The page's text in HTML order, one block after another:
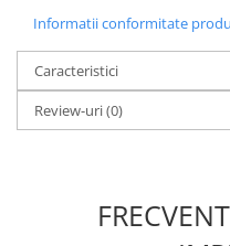
Informatii conformitate
Caracteristici
Review-uri(0)